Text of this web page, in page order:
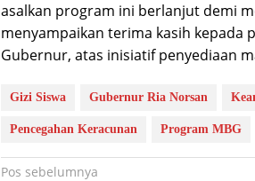
asalkan program ini berlanjut demi
menyampaikan terima kasih kepada
Gubernur, atas inisiatif penyediaan
Gizi Siswa Gubernur Ria Norsan
Pencegahan Keracunan Program MBG
Navigasi
Pos sebelumnya